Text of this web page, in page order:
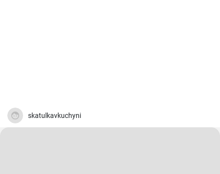
skatulkavkuchyni